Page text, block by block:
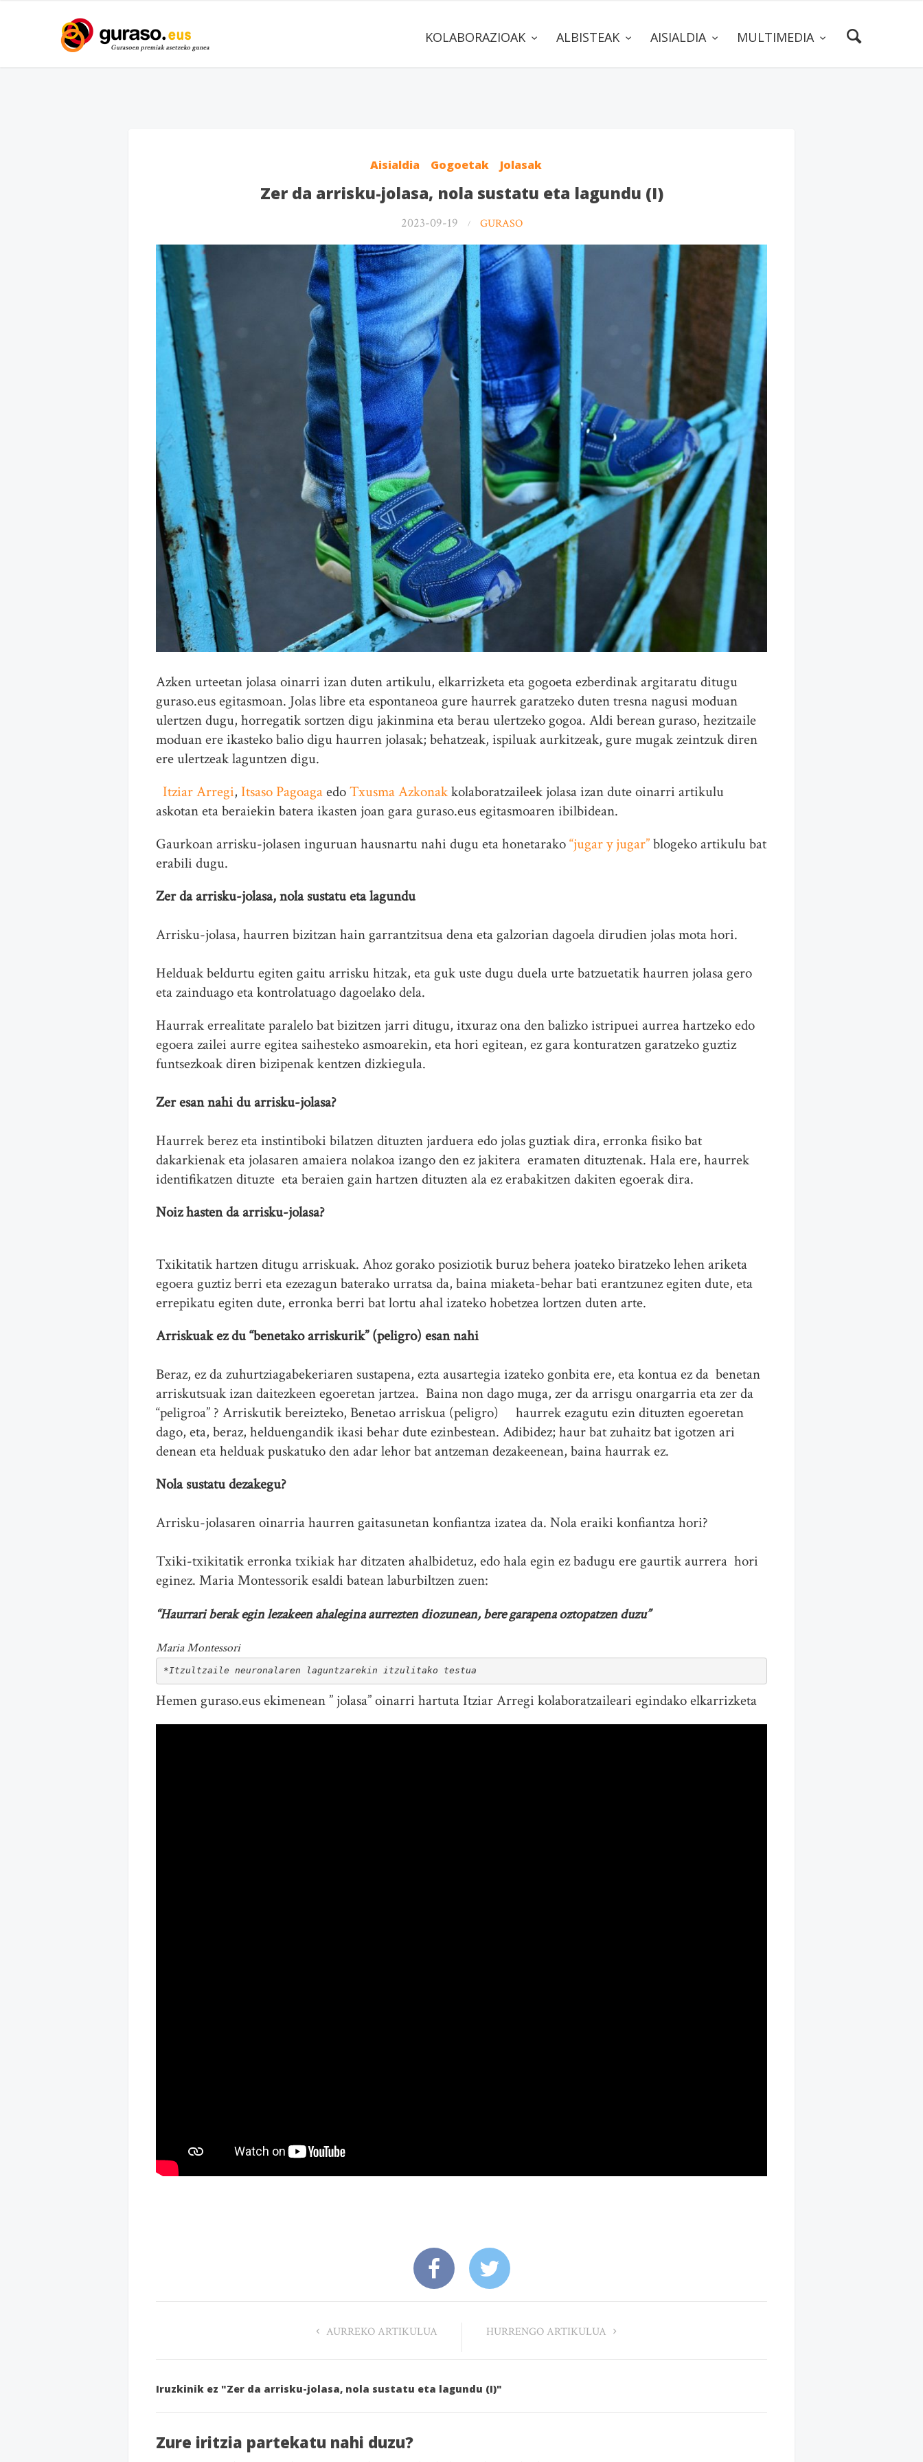
KOLABORAZIOAK ALBISTEAK AISIALDIA MULTIMEDIA
Aisialdia Gogoetak Jolasak
Zer da arrisku-jolasa, nola sustatu eta lagundu (I)
2023-09-19 GURASO
Azken urteetan jolasa oinarri izan duten artikulu, elkarrizketa eta gogoeta ezberdinak argitaratu ditugu
guraso.eus egitasmoan. Jolas libre eta espontaneoa gure haurrek garatzeko duten tresna nagusi moduan
ulertzen dugu, horregatik sortzen digu jakinmina eta berau ulertzeko gogoa. Aldi berean guraso, hezitzaile
moduan ere ikasteko balio digu haurren jolasak; behatzeak, ispiluak aurkitzeak, gure mugak zeintzuk diren
ere ulertzeak laguntzen digu.
Itziar Arregi, Itsaso PagoagaedoTxusma Azkonakkolaboratzaileek jolasa izan dute oinarri artikulu
askotan eta beraiekin batera ikasten joan gara guraso.eus egitasmoaren ibilbidean.
Gaurkoan arrisku-jolasen inguruan hausnartu nahi dugu eta honetarako“jugar y jugar”blogeko artikulu bat
erabili dugu.
Zer da arrisku-jolasa, nola sustatu eta lagundu
Arrisku-jolasa, haurren bizitzan hain garrantzitsua dena eta galzorian dagoela dirudien jolas mota hori.
Helduak beldurtu egiten gaitu arrisku hitzak, eta guk uste dugu duela urte batzuetatik haurren jolasa gero
eta zainduago eta kontrolatuago dagoelako dela.
Haurrak errealitate paralelo bat bizitzen jarri ditugu, itxuraz ona den balizko istripuei aurrea hartzeko edo
egoera zailei aurre egitea saihesteko asmoarekin, eta hori egitean, ez gara konturatzen garatzeko guztiz
funtsezkoak diren bizipenak kentzen dizkiegula.
Zer esan nahi du arrisku-jolasa?
Haurrek berez eta instintiboki bilatzen dituzten jarduera edo jolas guztiak dira, erronka fisiko bat
dakarkienak eta jolasaren amaiera nolakoa izango den ez jakitera eramaten dituztenak. Hala ere, haurrek
identifikatzen dituzte eta beraien gain hartzen dituzten ala ez erabakitzen dakiten egoerak dira.
Noiz hasten da arrisku-jolasa?
Txikitatik hartzen ditugu arriskuak. Ahoz gorako posiziotik buruz behera joateko biratzeko lehen ariketa
egoera guztiz berri eta ezezagun baterako urratsa da, baina miaketa-behar bati erantzunez egiten dute, eta
errepikatu egiten dute, erronka berri bat lortu ahal izateko hobetzea lortzen duten arte.
Arriskuak ez du “benetako arriskurik” (peligro) esan nahi
Beraz, ez da zuhurtziagabekeriaren sustapena, ezta ausartegia izateko gonbita ere, eta kontua ez da benetan
arriskutsuak izan daitezkeen egoeretan jartzea. Baina non dago muga, zer da arrisgu onargarria eta zer da
“peligroa” ? Arriskutik bereizteko, Benetao arriskua (peligro) haurrek ezagutu ezin dituzten egoeretan
dago, eta, beraz, helduengandik ikasi behar dute ezinbestean. Adibidez; haur bat zuhaitz bat igotzen ari
denean eta helduak puskatuko den adar lehor bat antzeman dezakeenean, baina haurrak ez.
Nola sustatu dezakegu?
Arrisku-jolasaren oinarria haurren gaitasunetan konfiantza izatea da. Nola eraiki konfiantza hori?
Txiki-txikitatik erronka txikiak har ditzaten ahalbidetuz, edo hala egin ez badugu ere gaurtik aurrera hori
eginez. Maria Montessorik esaldi batean laburbiltzen zuen:
“Haurrari berak egin lezakeen ahalegina aurrezten diozunean, bere garapena oztopatzen duzu”
Maria Montessori
*Itzultzaile neuronalaren laguntzarekin itzulitako testua
Hemen guraso.eus ekimenean ” jolasa” oinarri hartuta Itziar Arregi kolaboratzaileari egindako elkarrizketa
AURREKO ARTIKULUA HURRENGO ARTIKULUA
Iruzkinik ez "Zer da arrisku-jolasa, nola sustatu eta lagundu (I)"
Zure iritzia partekatu nahi duzu?